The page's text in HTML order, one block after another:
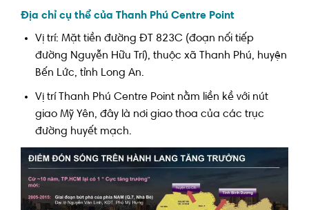
Địa chỉ cụ thể của Thanh Phú Centre Point
Vị trí: Mặt tiền đường ĐT 823C (đoạn nối tiếp
đường Nguyễn Hữu Trí), thuộc xã Thanh Phú, huyện
Bến Lức, tỉnh Long An.
Vị trí Thanh Phú Centre Point nằm liền kề với nút
giao Mỹ Yên, đây là nơi giao thoa của các trục
đường huyết mạch.